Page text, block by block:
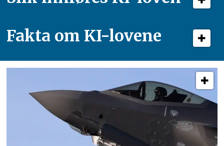
Fakta om KI-lovene